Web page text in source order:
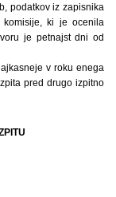
podatkov iz zapisnika
ki je ocenila
je petnajst dni od
v roku enega
pred drugo izpitno